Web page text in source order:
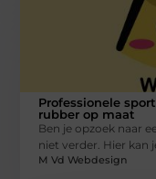
Professionele
rubber op maat
Ben je opzoek naar
niet verder. Hier kan
M Vd Webdesign